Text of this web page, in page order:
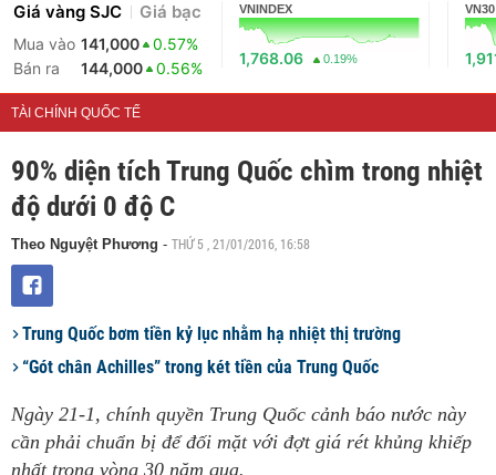
Giá vàng SJC Giá bạc
Mua vào 141,000
0.57%
Bán ra
144,000 0.56%
VNINDEX
1,768.06 0.19%
VN30
TÀI CHÍNH QUỐC TẾ
90% diện tích Trung Quốc chìm trong nhiệt
độ dưới 0 độ C
Theo Nguyệt Phương - THỨ 5 , 21/01/2016, 16:58
Trung Quốc bơm tiền kỷ lục nhằm hạ nhiệt thị trường
“Gót chân Achilles” trong két tiền của Trung Quốc
Ngày 21-1, chính quyền Trung Quốc cảnh báo nước này
cần phải chuẩn bị để đối mặt với đợt giá rét khủng khiếp
nhất trong vòng 30 năm qua.